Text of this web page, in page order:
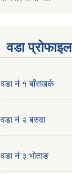
वडा प्रोफाइल
वडा नं १ बाँसखर्क
वडा नं २ बरुवा
वडा नं ३ भाेताङ